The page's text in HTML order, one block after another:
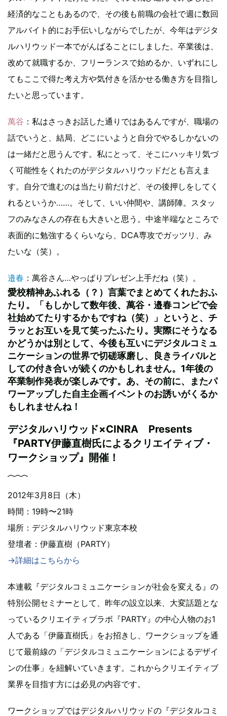
経済的なこともあるので、その後も前職の会社で週に数回
アルバイト的にお手伝いしながらでしたが、今年はデジタ
ルハリウッド一本でがんばることにしました。卒業後は、
改めて就職するか、フリーランスで始めるか、いずれにし
てもここで得た考え方や気付きを活かせる働き方を目指し
たいと思っています。
萬谷 ：私はさっきお話した通りではあるんですが、職場の
話でいうと、結局、どこにいようと自分でやるしかないの
は一緒だと思うんです。私にとって、そこにハッキリ気づ
く可能性をくれたのがデジタルハリウッドだとも言えま
す。自分で進むのは当たり前だけど、その後押しをしてく
れるというか……。そして、いい仲間や、講師陣。スタッ
フのみなさんの存在も大きいと思う。中途半端なところで
表面的に勉強するくらいなら、DCA専攻でガッツリ、み
たいな（笑）。
邉春 ：萬谷さん…やっぱりプレゼン上手だね（笑）。
愛校精神あふれる（？）言葉でまとめてくれたおふ
たり。「もしかして数年後、萬谷・邉春コンビで会
社始めてたりするかもですね（笑）」というと、チ
ラッとお互いを見て笑ったふたり。実際にそうなる
かどうかは別として、今後も互いにデジタルコミュ
ニケーションの世界で切磋琢磨し、良きライバルと
しての付き合いが続くのかもしれません。1年後の
卒業制作発表が楽しみです。あ、その前に、またパ
ワーアップした自主企画イベントのお誘いがくるか
もしれませんね！
デジタルハリウッド×CINRA Presents
『PARTY伊藤直樹氏によるクリエイティブ・
ワークショップ』開催！
2012年3月8日（木）
時間：19時〜21時
場所：デジタルハリウッド東京本校
登壇者：伊藤直樹（PARTY）
→詳細はこちらから
本連載『デジタルコミュニケーションが社会を変える』の
特別公開セミナーとして、昨年の設立以来、大変話題とな
っているクリエイティブラボ『PARTY』の中心人物のお1
人である「伊藤直樹氏」をお招きし、ワークショップを通
じて最前線の「デジタルコミュニケーションによるデザイ
ンの仕事」を紐解いていきます。これからクリエイティブ
業界を目指す方には必見の内容です。
ワークショップではデジタルハリウッドの『デジタルコミ